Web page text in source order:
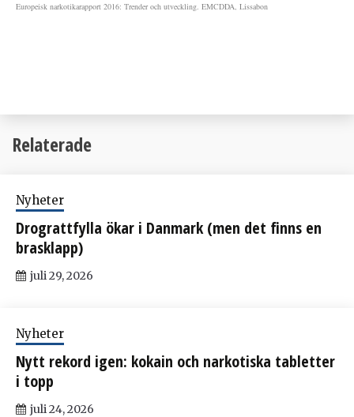
Europeisk narkotikarapport 2016: Trender och utveckling. EMCDDA, Lissabon
Relaterade
Nyheter
Drograttfylla ökar i Danmark (men det finns en
brasklapp)
juli 29, 2026
Nyheter
Nytt rekord igen: kokain och narkotiska tabletter
i topp
juli 24, 2026